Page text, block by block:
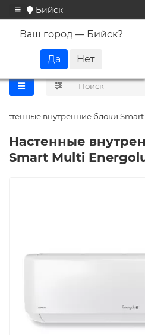
Бийск
Ваш город — Бийск?
внутренние блоки
Настенные
Smart Multi